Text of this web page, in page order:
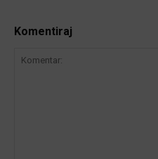
Komentiraj